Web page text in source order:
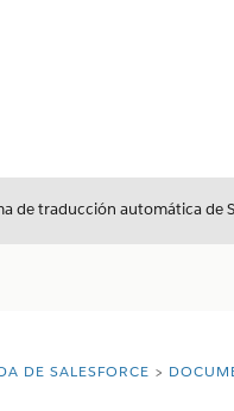
de traducción automática de
de materias
está aquí:
DE SALESFORCE